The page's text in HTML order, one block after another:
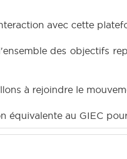
avec cette
des objectifs
à rejoindre le
équivalente au GIEC